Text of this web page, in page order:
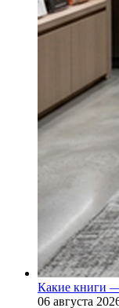
Какие книги —
06 августа